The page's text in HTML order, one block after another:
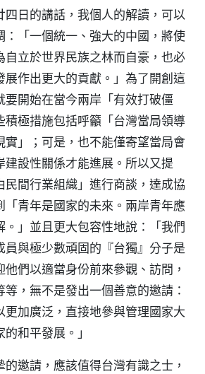
四日的講話，我個人的解讀，可以
：「一個統一、強大的中國，將使
自立於世界民族之林而自豪，也必
展作出更大的貢獻。」為了開創這
要開始在當今兩岸「有效打破僵
積極措施包括呼籲「台灣當局領導
實」；可是，也不能僅寄望當局會
建設性關係才能進展。所以又提
民間行業組織」進行商談，達成協
「青年是國家的未來。兩岸青年應
。」並且更大包容性地說：「我們
員與極少數頑固的『台獨』分子是
們以適當身份前來參觀、訪問，
，無不是發出一個善意的邀請：
更加廣泛，直接地參與管理國家大
和平發展。」
邀請，應該值得台灣有識之士，